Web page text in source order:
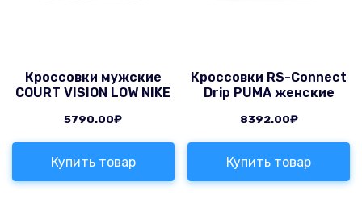
Кроссовки мужские
COURT VISION LOW NIKE
5790.00₽
Купить товар
Кроссовки RS-Connect
Drip PUMA женские
8392.00₽
Купить товар